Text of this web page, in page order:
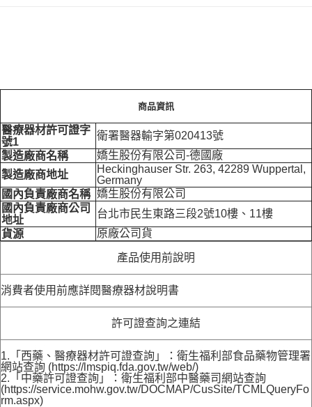
商品資訊
醫療器材許可證字
號1
衛署醫器輸字第020413號
製造廠商名稱
嬌生股份有限公司-德國廠
製造廠商地址
Heckinghauser Str. 263, 42289 Wuppertal,
Germany
國內負責廠商名稱 嬌生股份有限公司
國內負責廠商公司
地址
台北市民生東路三段2號10樓、11樓
貨源
原廠公司貨
產品使用前說明
消費者使用前應詳閱醫療器材說明書
許可證查詢之連結
1.「西藥、醫療器材許可證查詢」：衛生福利部食品藥物管理署
網站查詢 (https://lmspiq.fda.gov.tw/web/)
2.「中藥許可證查詢」：衛生福利部中醫藥司網站查詢
(https://service.mohw.gov.tw/DOCMAP/CusSite/TCMLQueryFo
rm.aspx)